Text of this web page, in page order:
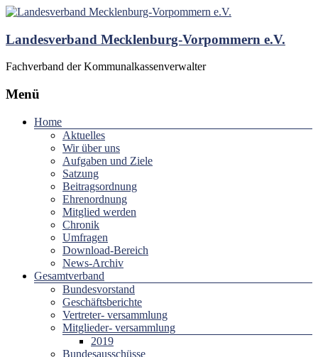
Landesverband Mecklenburg-Vorpommern e.V.
Fachverband der Kommunalkassenverwalter
Menü
Home
Aktuelles
Wir über uns
Aufgaben und Ziele
Satzung
Beitragsordnung
Ehrenordnung
Mitglied werden
Chronik
Umfragen
Download-Bereich
News-Archiv
Gesamtverband
Bundesvorstand
Geschäftsberichte
Vertreter- versammlung
Mitglieder- versammlung
2019
Bundesausschüsse